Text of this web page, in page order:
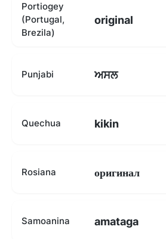
Portiogey
(Portugal,
Brezila)
original
Punjabi ਅਸਲ
Quechua kikin
Rosiana оригинал
Samoanina amataga